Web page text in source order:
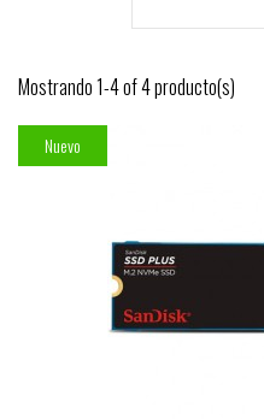
Mostrando 1-4 of 4 producto(s)
Nuevo